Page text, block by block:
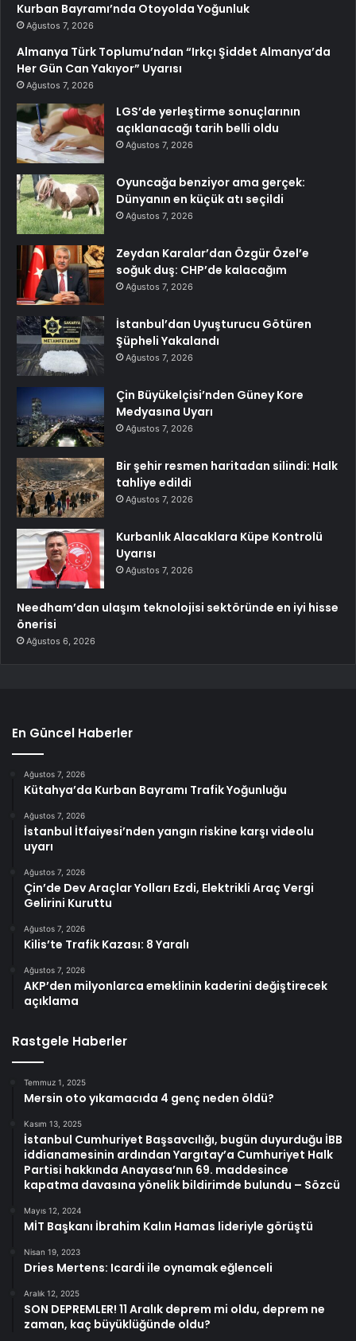
Kurban Bayramı’nda Otoyolda Yoğunluk
Ağustos 7, 2026
Almanya Türk Toplumu’ndan “Irkçı Şiddet Almanya’da
Her Gün Can Yakıyor” Uyarısı
Ağustos 7, 2026
LGS’de yerleştirme sonuçlarının
açıklanacağı tarih belli oldu
Ağustos 7, 2026
Oyuncağa benziyor ama gerçek:
Dünyanın en küçük atı seçildi
Ağustos 7, 2026
Zeydan Karalar’dan Özgür Özel’e
soğuk duş: CHP’de kalacağım
Ağustos 7, 2026
İstanbul’dan Uyuşturucu Götüren
Şüpheli Yakalandı
Ağustos 7, 2026
Çin Büyükelçisi’nden Güney Kore
Medyasına Uyarı
Ağustos 7, 2026
Bir şehir resmen haritadan silindi: Halk
tahliye edildi
Ağustos 7, 2026
Kurbanlık Alacaklara Küpe Kontrolü
Uyarısı
Ağustos 7, 2026
Needham’dan ulaşım teknolojisi sektöründe en iyi hisse
önerisi
Ağustos 6, 2026
En Güncel Haberler
Ağustos 7, 2026
Kütahya’da Kurban Bayramı Trafik Yoğunluğu
Ağustos 7, 2026
İstanbul İtfaiyesi’nden yangın riskine karşı videolu
uyarı
Ağustos 7, 2026
Çin’de Dev Araçlar Yolları Ezdi, Elektrikli Araç Vergi
Gelirini Kuruttu
Ağustos 7, 2026
Kilis’te Trafik Kazası: 8 Yaralı
Ağustos 7, 2026
AKP’den milyonlarca emeklinin kaderini değiştirecek
açıklama
Rastgele Haberler
Temmuz 1, 2025
Mersin oto yıkamacıda 4 genç neden öldü?
Kasım 13, 2025
İstanbul Cumhuriyet Başsavcılığı, bugün duyurduğu İBB
iddianamesinin ardından Yargıtay’a Cumhuriyet Halk
Partisi hakkında Anayasa’nın 69. maddesince
kapatma davasına yönelik bildirimde bulundu – Sözcü
Mayıs 12, 2024
MİT Başkanı İbrahim Kalın Hamas lideriyle görüştü
Nisan 19, 2023
Dries Mertens: Icardi ile oynamak eğlenceli
Aralık 12, 2025
SON DEPREMLER! 11 Aralık deprem mi oldu, deprem ne
zaman, kaç büyüklüğünde oldu?